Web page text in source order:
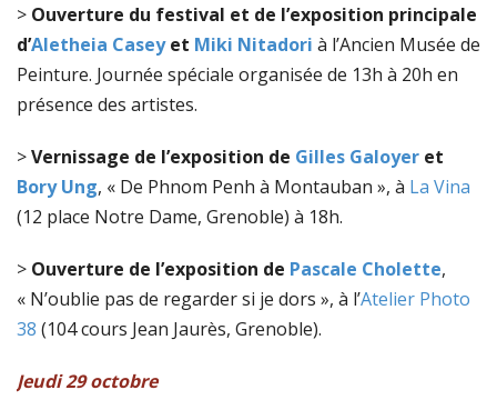
> Ouverture du festival et de l’exposition principale
d’Aletheia Caseyet Miki Nitadori à l’Ancien Musée de
Peinture. Journée spéciale organisée de 13h à 20h en
présence des artistes.
>Vernissage de l’exposition de Gilles Galoyer et
Bory Ung, « De Phnom Penh à Montauban », à La Vina
(12 place Notre Dame, Grenoble) à 18h.
> Ouverture de l’exposition de Pascale Cholette,
« N’oublie pas de regarder si je dors », à l’Atelier Photo
38 (104 cours Jean Jaurès, Grenoble).
Jeudi29 octobre